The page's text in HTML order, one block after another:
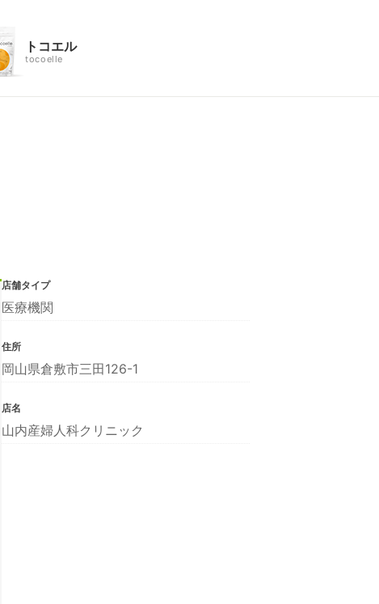
トコエル
tocoelle
店舗タイプ
医療機関
住所
岡山県倉敷市三田126-1
店名
山内産婦人科クリニック